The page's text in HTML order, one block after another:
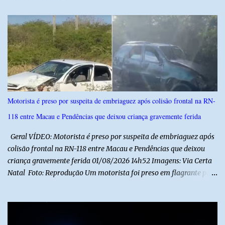
r
i
o
s
Motorista é preso por suspeita de embriaguez após colisão frontal na RN-
118 entre Macau e Pendências que deixou criança gravemente ferida
Geral VÍDEO: Motorista é preso por suspeita de embriaguez após
colisão frontal na RN-118 entre Macau e Pendências que deixou
criança gravemente ferida 01/08/2026 14h52 Imagens: Via Certa
Natal Foto: Reprodução Um motorista foi preso em flagrante por